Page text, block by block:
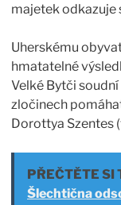
majetek odkazuje
Uherskému
hmatatelné
Velké Bytči
zločinech
Dorottya Szentes
PŘEČTĚTE SI
Šlechtična